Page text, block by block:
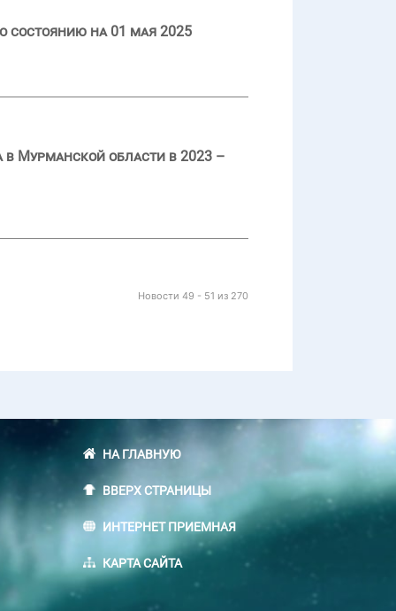
состоянию на 01 мая 2025
в Мурманской области в 2023 –
Новости 49 - 51 из 270
НА ГЛАВНУЮ
ВВЕРХ СТРАНИЦЫ
ИНТЕРНЕТ ПРИЕМНАЯ
КАРТА САЙТА